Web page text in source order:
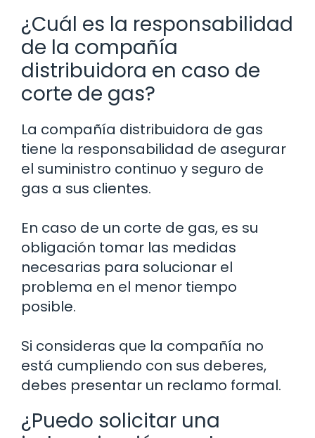
¿Cuál es la responsabilidad
de la compañía
distribuidora en caso de
corte de gas?
La compañía distribuidora de gas
tiene la responsabilidad de asegurar
el suministro continuo y seguro de
gas a sus clientes.
En caso de un corte de gas, es su
obligación tomar las medidas
necesarias para solucionar el
problema en el menor tiempo
posible.
Si consideras que la compañía no
está cumpliendo con sus deberes,
debes presentar un reclamo formal.
¿Puedo solicitar una